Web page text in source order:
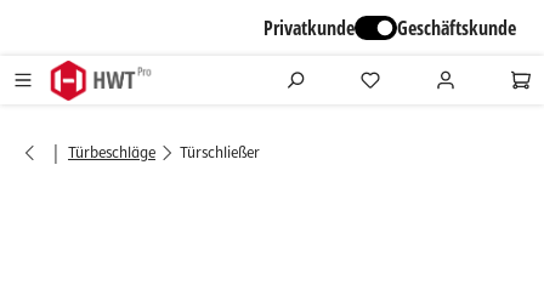
Privatkunde Geschäftskunde
| Türbeschläge Türschließer